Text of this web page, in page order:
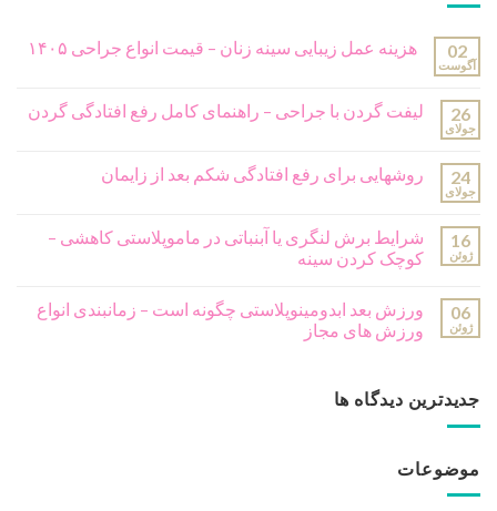
02
آگوست
هزینه عمل زیبایی سینه زنان – قیمت انواع جراحی ۱۴۰۵
26
جولای
لیفت گردن با جراحی – راهنمای کامل رفع افتادگی گردن
24
جولای
روشهایی برای رفع افتادگی شکم بعد از زایمان
16
ژوئن
شرایط برش لنگری یا آبنباتی در ماموپلاستی کاهشی –
کوچک کردن سینه
06
ژوئن
ورزش بعد ابدومینوپلاستی چگونه است – زمانبندی انواع
ورزش های مجاز
جدیدترین دیدگاه ها
موضوعات